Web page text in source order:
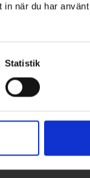
när du har
Statistik
größere war viel zu